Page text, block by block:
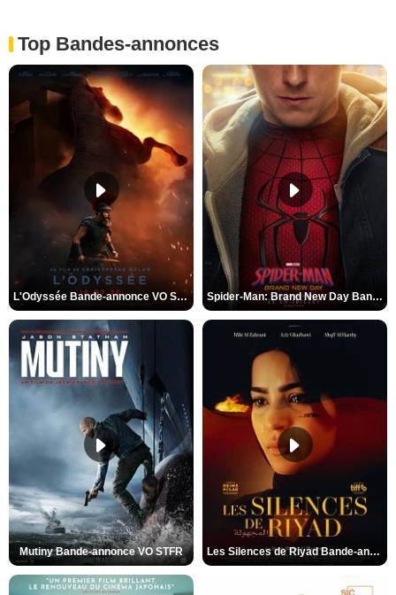
Top Bandes-annonces
L'Odyssée Bande-annonce VO STFR Spider-Man: Brand New Day Bande-annonce VO STFR
Mutiny Bande-annonce VO STFR Les Silences de Riyad Bande-annonce VO STFR